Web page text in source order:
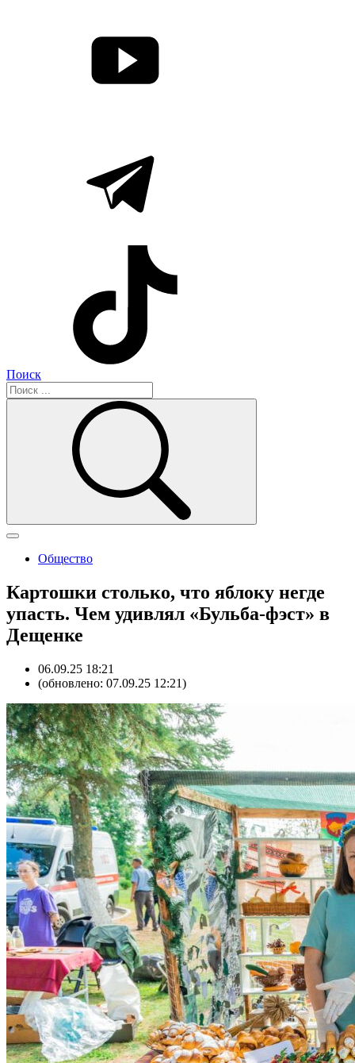
Поиск
Общество
Картошки столько, что яблоку негде
упасть. Чем удивлял «Бульба-фэст» в
Дещенке
06.09.25 18:21
(обновлено: 07.09.25 12:21)